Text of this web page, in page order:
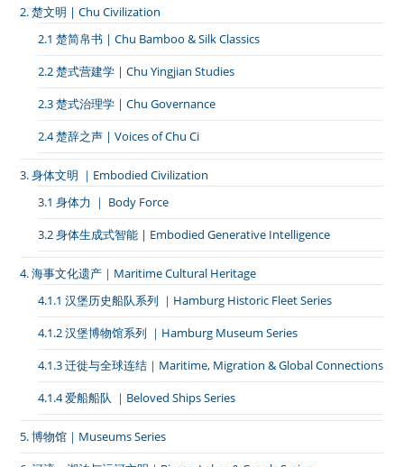
2. 楚文明 | Chu Civilization
2.1 楚简帛书 | Chu Bamboo & Silk Classics
2.2 楚式营建学 | Chu Yingjian Studies
2.3 楚式治理学 | Chu Governance
2.4 楚辞之声 | Voices of Chu Ci
3. 身体文明 ｜Embodied Civilization
3.1 身体力 ｜ Body Force
3.2 身体生成式智能 | Embodied Generative Intelligence
4. 海事文化遗产｜Maritime Cultural Heritage
4.1.1 汉堡历史船队系列 ｜Hamburg Historic Fleet Series
4.1.2 汉堡博物馆系列 ｜Hamburg Museum Series
4.1.3 迁徙与全球连结｜Maritime, Migration & Global Connections
4.1.4 爱船船队 ｜Beloved Ships Series
5. 博物馆｜Museums Series